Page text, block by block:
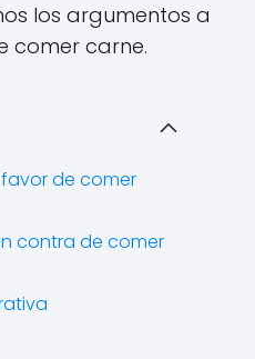
los argumentos a
comer carne.
de comer
contra de comer